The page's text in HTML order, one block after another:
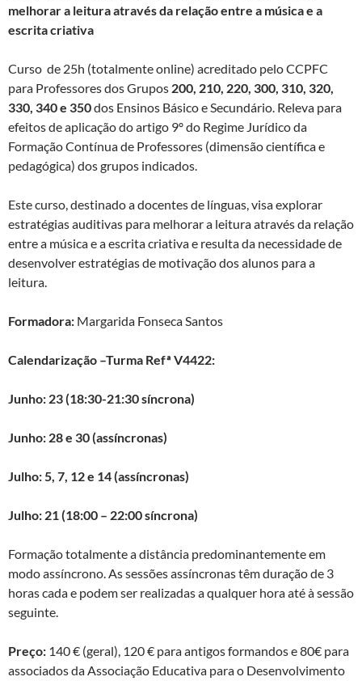
melhorar a leitura através da relação entre a música e a
escrita criativa
Curso de 25h (totalmente online) acreditado pelo CCPFC
para Professores dos Grupos 200, 210, 220, 300, 310, 320,
330, 340 e 350dos Ensinos Básico e Secundário. Releva para
efeitos de aplicação do artigo 9º do Regime Jurídico da
Formação Contínua de Professores (dimensão científica e
pedagógica) dos grupos indicados.
Este curso, destinado a docentes de línguas, visa explorar
estratégias auditivas para melhorar a leitura através da relação
entre a música e a escrita criativa e resulta da necessidade de
desenvolver estratégias de motivação dos alunos para a
leitura.
Formadora: Margarida Fonseca Santos
Calendarização –Turma Refª V4422:
Junho: 23 (18:30-21:30 síncrona)
Junho: 28 e 30 (assíncronas)
Julho: 5, 7, 12 e 14 (assíncronas)
Julho: 21 (18:00 – 22:00 síncrona)
Formação totalmente a distância predominantemente em
modo assíncrono. As sessões assíncronas têm duração de 3
horas cada e podem ser realizadas a qualquer hora até à sessão
seguinte.
Preço: 140 € (geral), 120 € para antigos formandos e 80€ para
associados da Associação Educativa para o Desenvolvimento